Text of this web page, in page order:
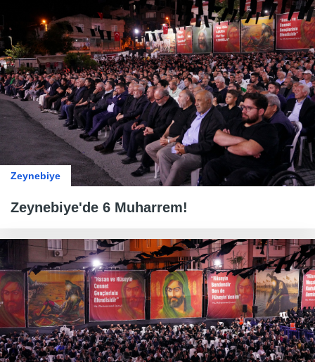
Zeynebiye
Zeynebiye'de 6 Muharrem!